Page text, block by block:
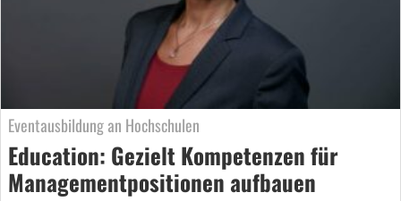
Eventausbildung an Hochschulen
Education: Gezielt Kompetenzen für
Managementpositionen aufbauen